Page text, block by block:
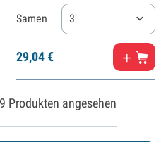
Samen 3
29,04€
Produkten angesehen